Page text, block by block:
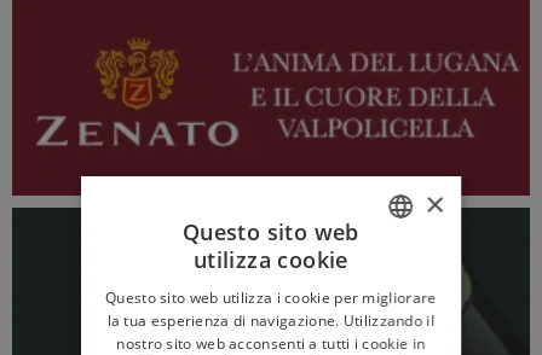
ENGLISH
×
Questo sito web
utilizza cookie
Questo sito web utilizza i cookie per migliorare
la tua esperienza di navigazione. Utilizzando il
nostro sito web acconsenti a tutti i cookie in